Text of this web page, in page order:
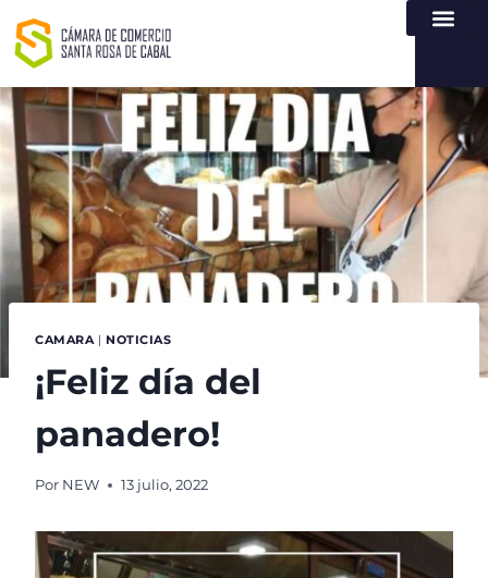
CAMARA| NOTICIAS
¡Feliz día del
panadero!
Por NEW 13 julio, 2022